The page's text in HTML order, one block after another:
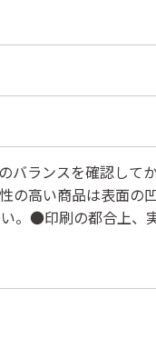
バランスを確認して
高い商品は表面の
。●印刷の都合上、